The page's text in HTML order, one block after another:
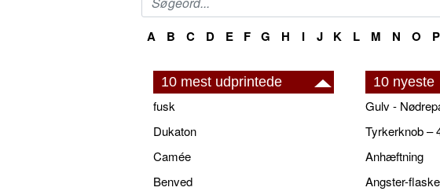
A B C D E F G H I J K L M N O P
10 mest udprintede
fusk
Dukaton
Camée
Benved
10 nyeste
Gulv -
Tyrkerknob –
Anhæftning
Angster-flaske